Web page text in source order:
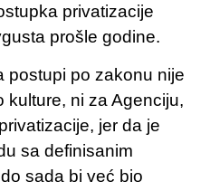
privatizacije
prošle godine.
postupi po zakonu nije
kulture, ni za Agenciju,
jer da je
sa definisanim
sada bi već bio